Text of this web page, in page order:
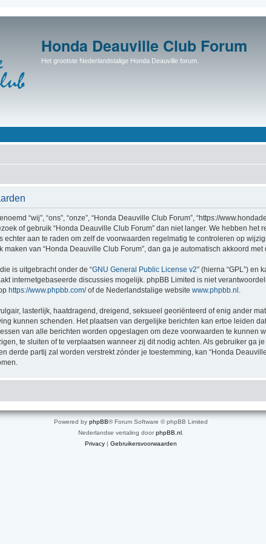
Honda Deauville Club Forum
Het grootste Nederlandstalige Honda Deauville forum.
“wij”, “ons”, “onze”, “Honda Deauville Club Forum”, “https://
of gebruik “Honda Deauville Club Forum” dan niet langer. We hebben
aan te raden om zelf de voorwaarden regelmatig te controleren op
van “Honda Deauville Club Forum”, dan ga je automatisch akkoord
is uitgebracht onder de “GNU General Public License v2” (hierna “GPL”) en
internetgebaseerde discussies mogelijk. phpBB Limited is niet
https://www.phpbb.com/of de Nederlandstalige website www.phpbb.nl .
lasterlijk, haatdragend, dreigend, seksueel georiënteerd of enig ander
kunnen schenden. Het plaatsen van dergelijke berichten kan ertoe leiden
van alle berichten worden opgeslagen om deze voorwaarden te kunnen
te sluiten of te verplaatsen wanneer zij dit nodig achten. Als gebruiker ga
derde partij zal worden verstrekt zónder je toestemming, kan “Honda
Powered by phpBB® Forum Software © phpBB Limited
Nederlandse vertaling doorphpBB.nl
Privacy | Gebruikersvoorwaarden